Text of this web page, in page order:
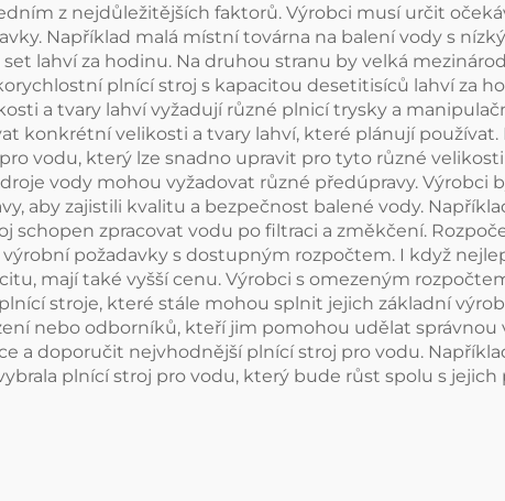
z nejdůležitějších faktorů. Výrobci musí určit
Například malá místní továrna na balení vody s
lahví za hodinu. Na druhou stranu by velká
plnící stroj s kapacitou desetitisíců lahví za
a tvary lahví vyžadují různé plnicí trysky a
konkrétní velikosti a tvary lahví, které plánují
vodu, který lze snadno upravit pro tyto různé
vody mohou vyžadovat různé předúpravy. Výrobci
aby zajistili kvalitu a bezpečnost balené vody.
schopen zpracovat vodu po filtraci a změkčení.
požadavky s dostupným rozpočtem. I když
mají také vyšší cenu. Výrobci s omezeným
stroje, které stále mohou splnit jejich základní
nebo odborníků, kteří jim pomohou udělat
a doporučit nejvhodnější plnící stroj pro vodu.
plnící stroj pro vodu, který bude růst spolu s